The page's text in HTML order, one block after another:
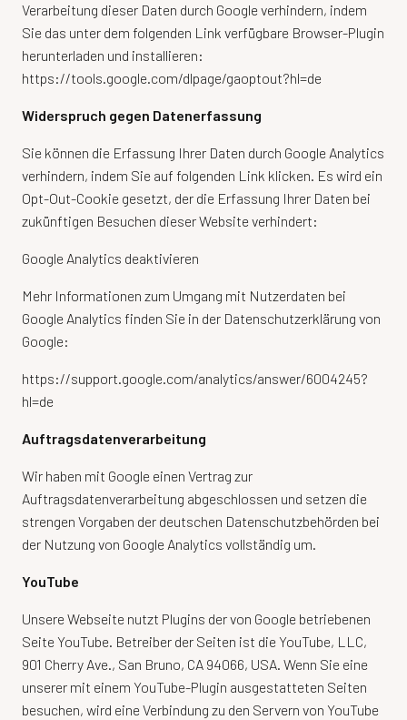
Verarbeitung dieser Daten durch Google verhindern, indem
Sie das unter dem folgenden Link verfügbare Browser-Plugin
herunterladen und installieren:
https://tools.google.com/dlpage/gaoptout?hl=de
Widerspruch gegen Datenerfassung
Sie können die Erfassung Ihrer Daten durch Google Analytics
verhindern, indem Sie auf folgenden Link klicken. Es wird ein
Opt-Out-Cookie gesetzt, der die Erfassung Ihrer Daten bei
zukünftigen Besuchen dieser Website verhindert:
Google Analytics deaktivieren
Mehr Informationen zum Umgang mit Nutzerdaten bei
Google Analytics finden Sie in der Datenschutzerklärung von
Google:
https://support.google.com/analytics/answer/6004245?
hl=de
Auftragsdatenverarbeitung
Wir haben mit Google einen Vertrag zur
Auftragsdatenverarbeitung abgeschlossen und setzen die
strengen Vorgaben der deutschen Datenschutzbehörden bei
der Nutzung von Google Analytics vollständig um.
YouTube
Unsere Webseite nutzt Plugins der von Google betriebenen
Seite YouTube. Betreiber der Seiten ist die YouTube, LLC,
901 Cherry Ave., San Bruno, CA 94066, USA. Wenn Sie eine
unserer mit einem YouTube-Plugin ausgestatteten Seiten
besuchen, wird eine Verbindung zu den Servern von YouTube